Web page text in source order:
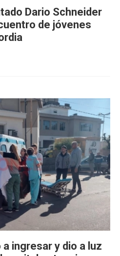
Dario Schneider
de jóvenes
ingresar y dio a luz